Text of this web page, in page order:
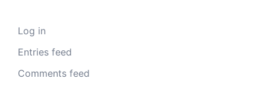
Log in
Entries feed
Comments feed